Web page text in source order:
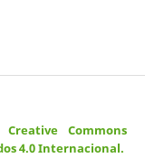
Commons
4.0 Internacional.